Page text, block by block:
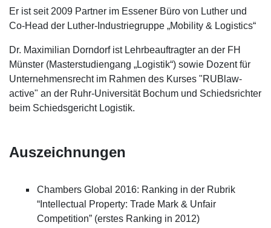
internationalen Vertragsverhandlungen, insbesondere bei
IT- und Logistikprojekten. Dr. Maximilian Dorndorf begleitet
Rechtsfragen im Zusammenhang mit der Digitalisierung
(insbesondere FinTech) und Industrie 4.0. Er berät aber
auch umfassend in gerichtlichen Auseinandersetzungen (z.
B. bei der Verteidigung von werblichen Maßnahmen oder
der Verfolgung von Wettbewerbermaßnahmen und
Bei Luther koordiniert Dr. Maximilian Dorndorf zudem den
Bereich Mobility & Logistics.
Er ist seit 2009 Partner im Essener Büro von Luther und
Co-Head der Luther-Industriegruppe „Mobility & Logistics“
Dr. Maximilian Dorndorf ist Lehrbeauftragter an der FH
Münster (Masterstudiengang „Logistik“) sowie Dozent für
Unternehmensrecht im Rahmen des Kurses "RUBlaw-
active" an der Ruhr-Universität Bochum und Schiedsrichter
beim Schiedsgericht Logistik.
Auszeichnungen
Chambers Global 2016: Ranking in der Rubrik
“Intellectual Property: Trade Mark & Unfair
Competition” (erstes Ranking in 2012)